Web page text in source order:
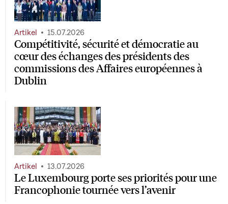
Compétitivité, sécurité et démocratie au
cœur des échanges des présidents des
commissions des Affaires européennes à
Dublin
Artikel 15.07.2026
Le Luxembourg porte ses priorités pour une
Francophonie tournée vers l’avenir
Artikel 13.07.2026